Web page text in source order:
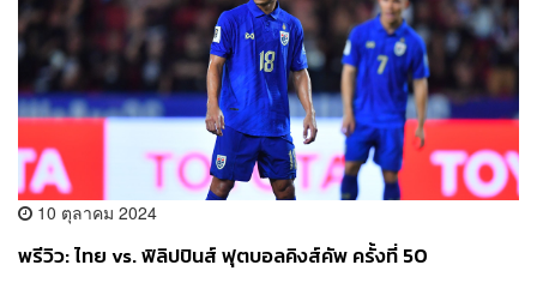
10 ตุลาคม 2024
พรีวิว: ไทย vs. ฟิลิปปินส์ ฟุตบอลคิงส์คัพ ครั้งที่ 50